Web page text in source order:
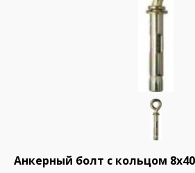
Анкерный болт с кольцом